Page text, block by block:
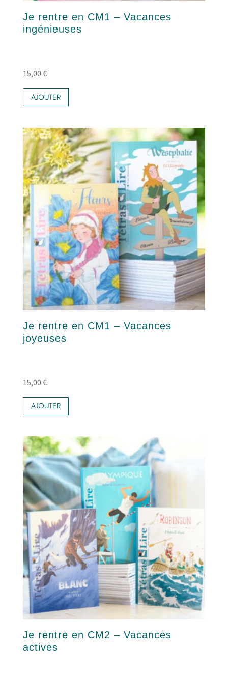
Je rentre en CM1 – Vacances
ingénieuses
15,00 €
AJOUTER
Je rentre en CM1 – Vacances
joyeuses
15,00 €
AJOUTER
Je rentre en CM2 – Vacances
actives